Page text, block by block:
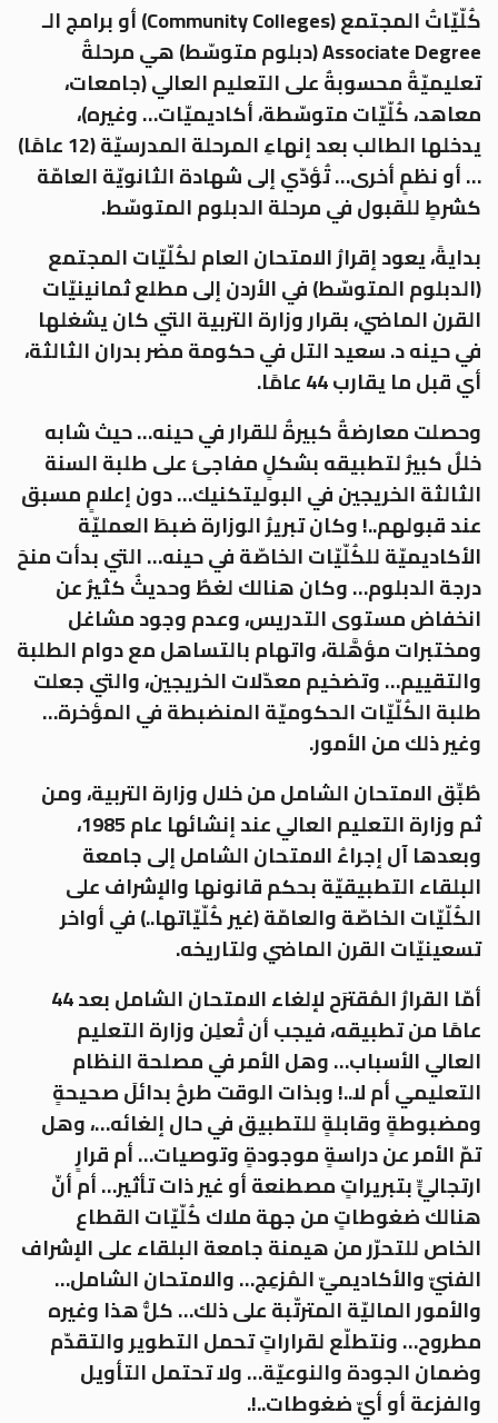
كُلّيّاتُ المجتمع (Community Colleges) أو برامج الـ
Associate Degree (دبلوم متوسّط) هي مرحلةٌ
تعليميّةٌ محسوبةٌ على التعليم العالي (جامعات،
معاهد، كُلّيّات متوسّطة، أكاديميّات… وغيره)،
يدخلها الطالب بعد إنهاءِ المرحلة المدرسيّة (12 عامًا)
… أو نظمٍ أخرى… تُؤدّي إلى شهادة الثانويّة العامّة
كشرطٍ للقبول في مرحلة الدبلوم المتوسّط.
بدايةً، يعود إقرارُ الامتحان العام لكُلّيّات المجتمع
(الدبلوم المتوسّط) في الأردن إلى مطلع ثمانينيّات
القرن الماضي، بقرار وزارة التربية التي كان يشغلها
في حينه د. سعيد التل في حكومة مضر بدران الثالثة،
أي قبل ما يقارب 44 عامًا.
وحصلت معارضةٌ كبيرةٌ للقرار في حينه… حيث شابه
خللٌ كبيرٌ لتطبيقه بشكلٍ مفاجئ على طلبة السنة
الثالثة الخريجين في البوليتكنيك… دون إعلامٍ مسبق
عند قبولهم..! وكان تبريرُ الوزارة ضبطَ العمليّة
الأكاديميّة للكُلّيّات الخاصّة في حينه… التي بدأت منحَ
درجة الدبلوم… وكان هنالك لغطٌ وحديثٌ كثيرٌ عن
انخفاض مستوى التدريس، وعدم وجود مشاغل
ومختبرات مؤهَّلة، واتهام بالتساهل مع دوام الطلبة
والتقييم… وتضخيم معدّلات الخريجين، والتي جعلت
طلبة الكُلّيّات الحكوميّة المنضبطة في المؤخرة…
وغير ذلك من الأمور.
طُبِّق الامتحان الشامل من خلال وزارة التربية، ومن
ثم وزارة التعليم العالي عند إنشائها عام 1985،
وبعدها آل إجراءُ الامتحان الشامل إلى جامعة
البلقاء التطبيقيّة بحكم قانونها والإشراف على
الكُلّيّات الخاصّة والعامّة (غير كُلّيّاتها..) في أواخر
تسعينيّات القرن الماضي ولتاريخه.
أمّا القرارُ المُقترَح لإلغاء الامتحان الشامل بعد 44
عامًا من تطبيقه، فيجب أن تُعلِن وزارة التعليم
العالي الأسباب… وهل الأمر في مصلحة النظام
التعليمي أم لا..! وبذات الوقت طرحُ بدائلَ صحيحةٍ
ومضبوطةٍ وقابلةٍ للتطبيق في حال إلغائه…، وهل
تمّ الأمر عن دراسةٍ موجودةٍ وتوصيات… أم قرارٍ
ارتجاليٍّ بتبريراتٍ مصطنعة أو غير ذات تأثير… أم أنّ
هنالك ضغوطاتٍ من جهة ملاك كُلّيّات القطاع
الخاص للتحرّر من هيمنة جامعة البلقاء على الإشراف
الفنيّ والأكاديميّ المُزعِج… والامتحان الشامل…
والأمور الماليّة المترتّبة على ذلك… كلُّ هذا وغيره
مطروح… ونتطلّع لقراراتٍ تحمل التطوير والتقدّم
وضمان الجودة والنوعيّة… ولا تحتمل التأويل
والفزعة أو أيّ ضغوطات..!.